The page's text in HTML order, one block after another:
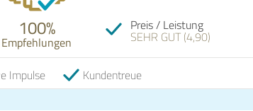
100%
Empfehlungen
Preis / Leistung
SEHR GUT (4,90)
Impulse Kundentreue